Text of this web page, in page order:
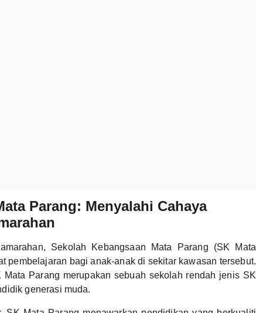
Parang: Menyalahi Cahaya
Sekolah Kebangsaan Mata Parang (SK Mata
pembelajaran bagi anak-anak di sekitar kawasan tersebut.
Parang merupakan sebuah sekolah rendah jenis SK
generasi muda.